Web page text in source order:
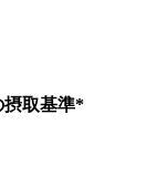
摂取基準*